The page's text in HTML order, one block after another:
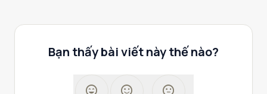
Bạn thấy bài viết này thế nào?